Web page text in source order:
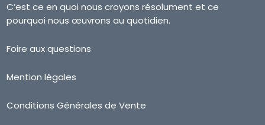
C’est ce en quoi nous croyons résolument et ce
pourquoi nous œuvrons au quotidien.
Foire aux questions
Mention légales
Conditions Générales de Vente